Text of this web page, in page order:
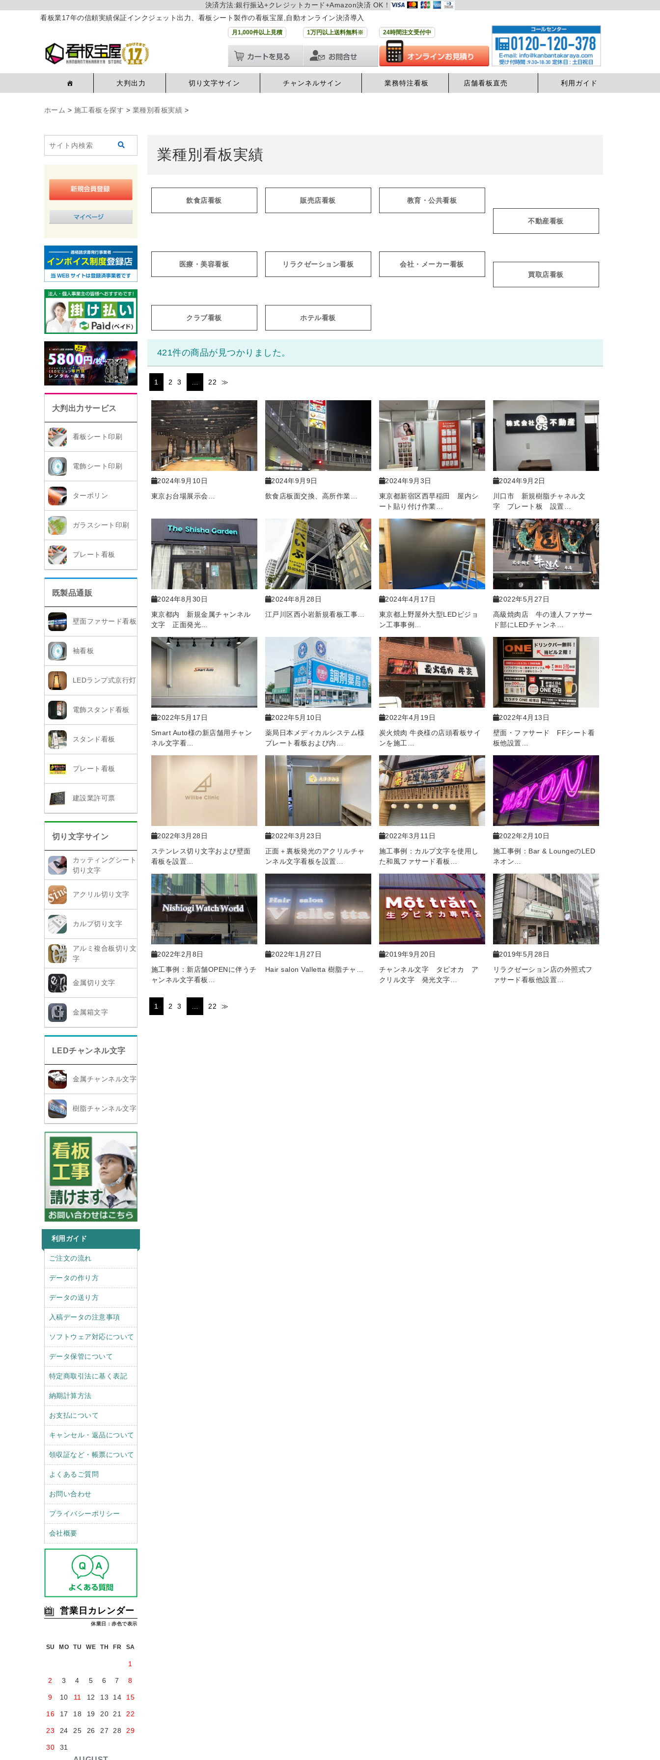
決済方法:銀行振込+クレジットカード+Amazon決済 OK！
看板業17年の信頼実績保証インクジェット出力、看板シート製作の看板宝屋,自動オンライン決済導入
月1,000件以上見積 1万円以上送料無料※ 24時間注文受付中
大判出力 切り文字サイン チャンネルサイン 業務特注看板 店舗看板直売 利用ガイド
ホーム > 施工看板を探す > 業種別看板実績 >
大判出力サービス
看板シート印刷
電飾シート印刷
ターポリン
ガラスシート印刷
プレート看板
既製品通販
壁面ファサード看板
袖看板
LEDランプ式京行灯
電飾スタンド看板
スタンド看板
プレート看板
建設業許可票
切り文字サイン
カッティングシート
切り文字
アクリル切り文字
カルプ切り文字
アルミ複合板切り文
字
金属切り文字
金属箱文字
LEDチャンネル文字
金属チャンネル文字
樹脂チャンネル文字
利用ガイド
r
ご注文の流れ
データの作り方
データの送り方
入稿データの注意事項
ソフトウェア対応について
データ保管について
特定商取引法に基く表記
納期計算方法
お支払について
キャンセル・返品について
領収証など・帳票について
よくあるご質問
お問い合わせ
プライバシーポリシー
会社概要
営業日カレンダー
休業日：赤色で表示
SU MO TU WE TH FR SA
1
2 3 4 5 6 7 8
9 10 11 12 13 14 15
16 17 18 19 20 21 22
23 24 25 26 27 28 29
30 31
業種別看板実績
飲食店看板 販売店看板 教育・公共看板
不動産看板
医療・美容看板 リラクゼーション看板
会社・メーカー看板
買取店看板
クラブ看板 ホテル看板
421件の商品が見つかりました。
1 2 3 … 22 ≫
2024年9月10日
東京お台場展示会…
2024年9月9日
飲食店板面交換、高所作業…
2024年9月3日
東京都新宿区西早稲田 屋内シ
ート貼り付け作業…
2024年9月2日
川口市 新規樹脂チャネル文
字 プレート板 設置…
2024年8月30日
東京都内 新規金属チャンネル
文字 正面発光…
2024年8月28日
江戸川区西小岩新規看板工事…
2024年4月17日
東京都上野屋外大型LEDビジョ
ン工事事例…
2022年5月27日
高級焼肉店 牛の達人ファサー
ド部にLEDチャンネ…
2022年5月17日
Smart Auto様の新店舗用チャン
ネル文字看…
2022年5月10日
薬局日本メディカルシステム様
プレート看板および内…
2022年4月19日
炭火焼肉 牛炎様の店頭看板サイ
ンを施工…
2022年4月13日
壁面・ファサード FFシート看
板他設置…
2022年3月28日
ステンレス切り文字および壁面
看板を設置…
2022年3月23日
正面＋裏板発光のアクリルチャ
ンネル文字看板を設置…
2022年3月11日
施工事例：カルプ文字を使用し
た和風ファサード看板…
2022年2月10日
施工事例：Bar & LoungeのLED
ネオン…
2022年2月8日
施工事例：新店舗OPENに伴うチ
ャンネル文字看板…
2022年1月27日
Hair salon Valletta 樹脂チャ…
2019年9月20日
チャンネル文字 タピオカ ア
クリル文字 発光文字…
2019年5月28日
リラクゼーション店の外照式フ
ァサード看板他設置…
1 2 3 … 22 ≫